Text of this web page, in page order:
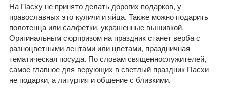
На Пасху не принято делать дорогих подарков, у
православных это куличи и яйца. Также можно подарить
полотенца или салфетки, украшенные вышивкой.
Оригинальным сюрпризом на праздник станет верба с
разноцветными лентами или цветами, праздничная
тематическая посуда. По словам священнослужителей,
самое главное для верующих в светлый праздник Пасхи
не подарки, а литургия и общение с близкими.